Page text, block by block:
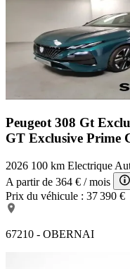
Peugeot 308 Gt
GT Exclusive Prime
2026 100 km Electrique
A partir de 364 € / mois
Prix du véhicule : 37 390 €
67210 - OBERNAI